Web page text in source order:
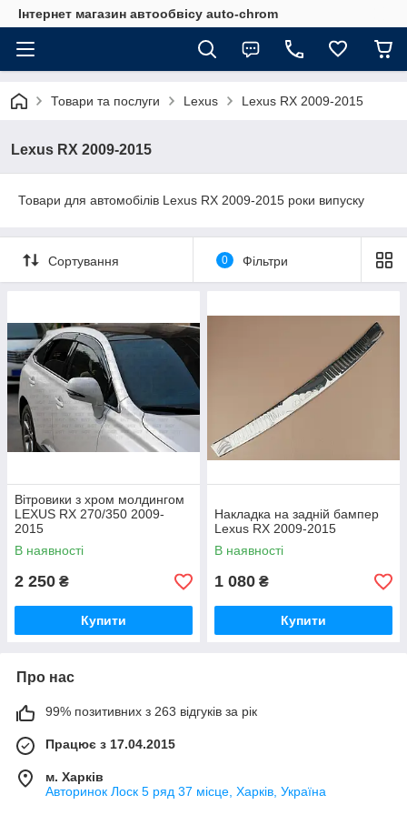
Інтернет магазин автообвісу auto-chrom
Товари та послуги Lexus Lexus RX 2009-2015
Lexus RX 2009-2015
Товари для автомобілів Lexus RX 2009-2015 роки випуску
Сортування 0 Фільтри
Вітровики з хром молдингом
LEXUS RX 270/350 2009-
2015
В наявності
2 250 ₴
Купити
Накладка на задній бампер
Lexus RX 2009-2015
В наявності
1 080 ₴
Купити
Про нас
99% позитивних з 263 відгуків за рік
Працює з 17.04.2015
м. Харків
Авторинок Лоск 5 ряд 37 місце, Харків, Україна